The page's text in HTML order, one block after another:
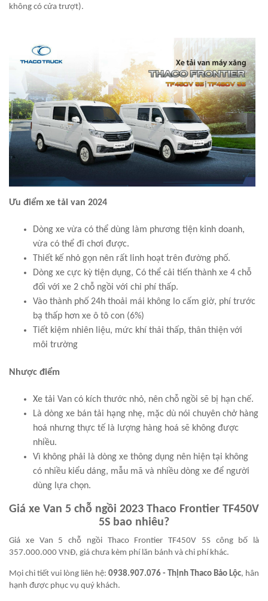
không có cửa trượt).
Ưu điểm xe tải van 2024
Dòng xe vừa có thể dùng làm phương tiện kinh doanh,
vừa có thể đi chơi được.
Thiết kế nhỏ gọn nên rất linh hoạt trên đường phố.
Dòng xe cực kỳ tiện dụng, Có thể cải tiến thành xe 4 chỗ
đối với xe 2 chỗ ngồi với chi phí thấp.
Vào thành phố 24h thoải mái không lo cấm giờ, phí trước
bạ thấp hơn xe ô tô con (6%)
Tiết kiệm nhiên liệu, mức khí thải thấp, thân thiện với
môi trường
Nhược điểm
Xe tải Van có kích thước nhỏ, nên chỗ ngồi sẽ bị hạn chế.
Là dòng xe bán tải hạng nhẹ, mặc dù nói chuyên chở hàng
hoá nhưng thực tế là lượng hàng hoá sẽ không được
nhiều.
Vì không phải là dòng xe thông dụng nên hiện tại không
có nhiều kiểu dáng, mẫu mã và nhiều dòng xe để người
dùng lựa chọn.
Giá xe Van 5 chỗ ngồi 2023 Thaco Frontier TF450V
5S bao nhiêu?
Giá xe Van 5 chỗ ngồi Thaco Frontier TF450V 5S công bố là
357.000.000 VNĐ, giá chưa kèm phí lăn bánh và chi phí khác.
Mọi chi tiết vui lòng liên hệ: 0938.907.076 - Thịnh Thaco Bảo Lộc, hân
hạnh được phục vụ quý khách.